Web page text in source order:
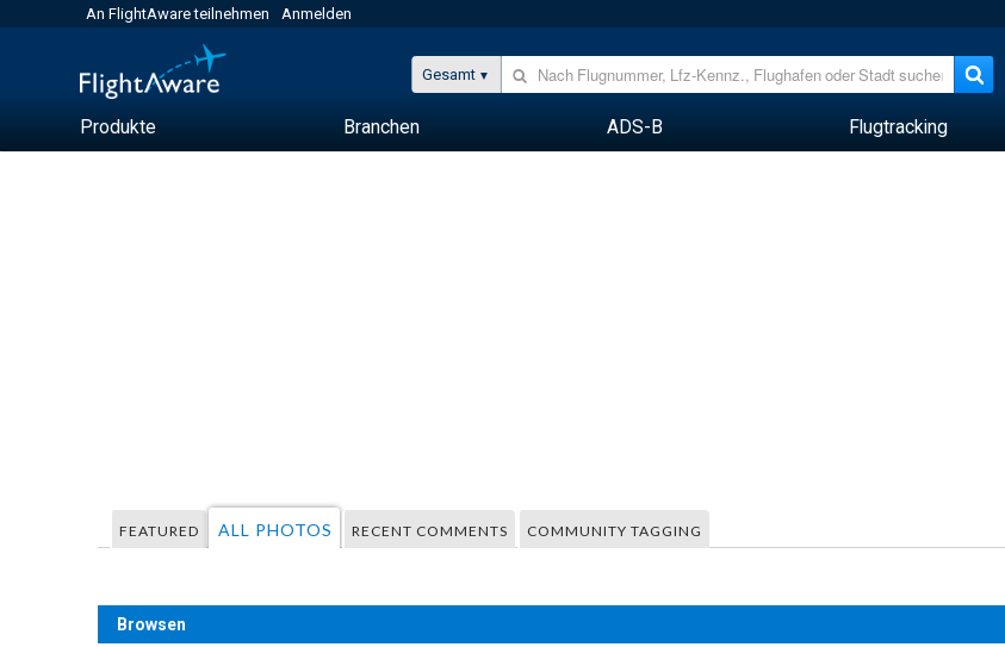
An FlightAware teilnehmen Anmelden
Gesamt
Produkte Branchen ADS-B Flugtracking
FEATURED ALL PHOTOS RECENT COMMENTS COMMUNITY TAGGING
Browsen